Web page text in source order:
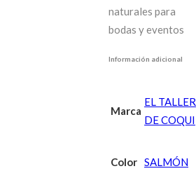
naturales para
bodas y eventos
Información adicional
Marca
EL TALLER
DE COQUI
Color SALMÓN